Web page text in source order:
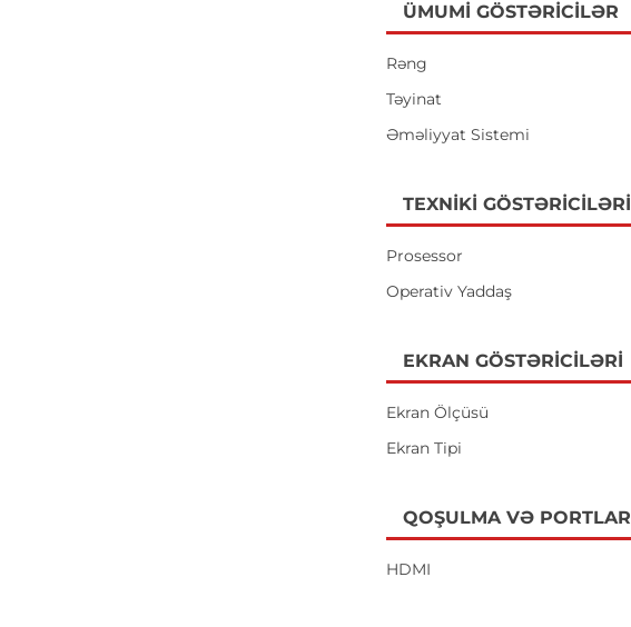
ÜMUMI GÖSTƏRICILƏR
Rəng
Təyinat
Əməliyyat Sistemi
TEXNIKI GÖSTƏRICILƏRI
Prosessor
Operativ Yaddaş
EKRAN GÖSTƏRICILƏRI
Ekran Ölçüsü
Ekran Tipi
QOŞULMA VƏ PORTLAR
HDMI